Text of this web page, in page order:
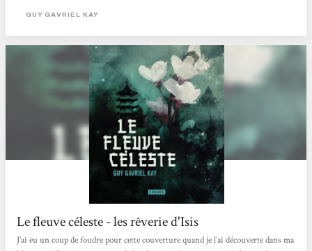
Chevaux célestes, depuis ma lecture du manga Kingdom, j’ai appris avec
GUY GAVRIEL KAY
Le fleuve céleste - les rêverie d'Isis
J’ai eu un coup de foudre pour cette couverture quand je l’ai découverte dans ma